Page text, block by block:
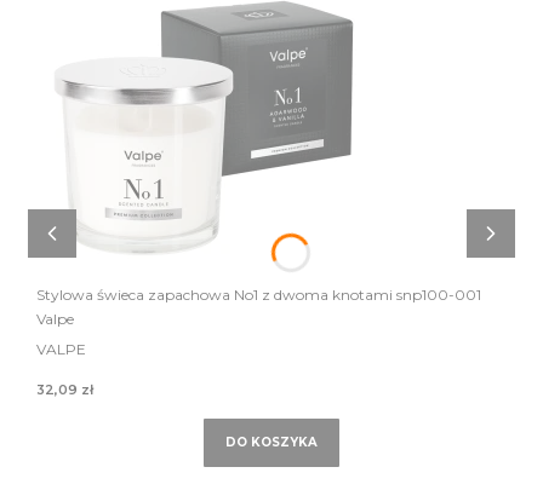
Stylowa świeca zapachowa No1 z dwoma knotami snp100-001
Valpe
VALPE
32,09 zł
DO KOSZYKA